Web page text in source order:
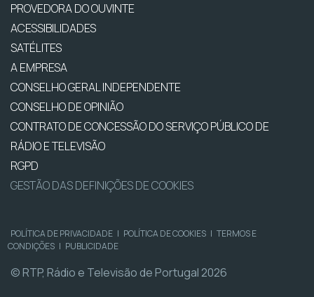
PROVEDORA DO OUVINTE
ACESSIBILIDADES
SATÉLITES
A EMPRESA
CONSELHO GERAL INDEPENDENTE
CONSELHO DE OPINIÃO
CONTRATO DE CONCESSÃO DO SERVIÇO PÚBLICO DE
RÁDIO E TELEVISÃO
RGPD
GESTÃO DAS DEFINIÇÕES DE COOKIES
POLÍTICA DE PRIVACIDADE | POLÍTICA DE COOKIES | TERMOS E
CONDIÇÕES | PUBLICIDADE
© RTP, Rádio e Televisão de Portugal 2026